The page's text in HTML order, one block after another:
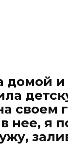
домой и
своем
нее, я